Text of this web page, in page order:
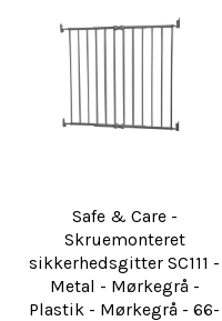
Safe & Care -
Skruemonteret
sikkerhedsgitter SC111 -
Metal - Mørkegrå -
Plastik - Mørkegrå - 66-